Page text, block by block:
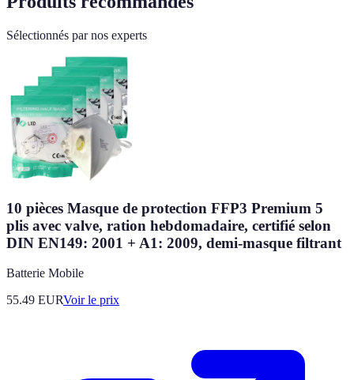
Sélectionnés par nos experts
10 pièces Masque de protection FFP3 Premium 5
plis avec valve, ration hebdomadaire, certifié selon
DIN EN149: 2001 + A1: 2009, demi-masque filtrant
Batterie Mobile
55.49 EURVoir le prix